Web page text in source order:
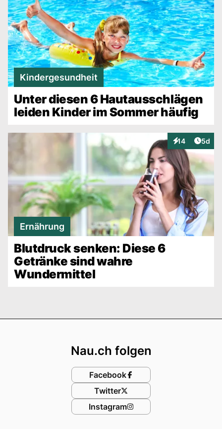
Kindergesundheit
Unter diesen 6 Hautausschlägen
leiden Kinder im Sommer häufig
14
Interaktionen
5d
Ernährung
Blutdruck senken: Diese 6
Getränke sind wahre
Wundermittel
Nau.ch folgen
Facebook
Twitter
Instagram